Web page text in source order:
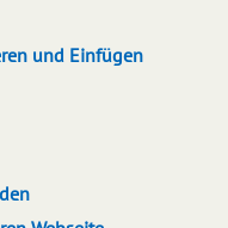
und Einfügen